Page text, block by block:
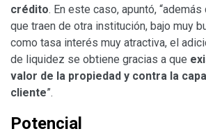
crédito. En este caso, apuntó,
que traen de otra institución, bajo muy
como tasa interés muy atractiva, el
de liquidez se obtiene gracias a que
valor de la propiedad y contra la
cliente”.
Potencial